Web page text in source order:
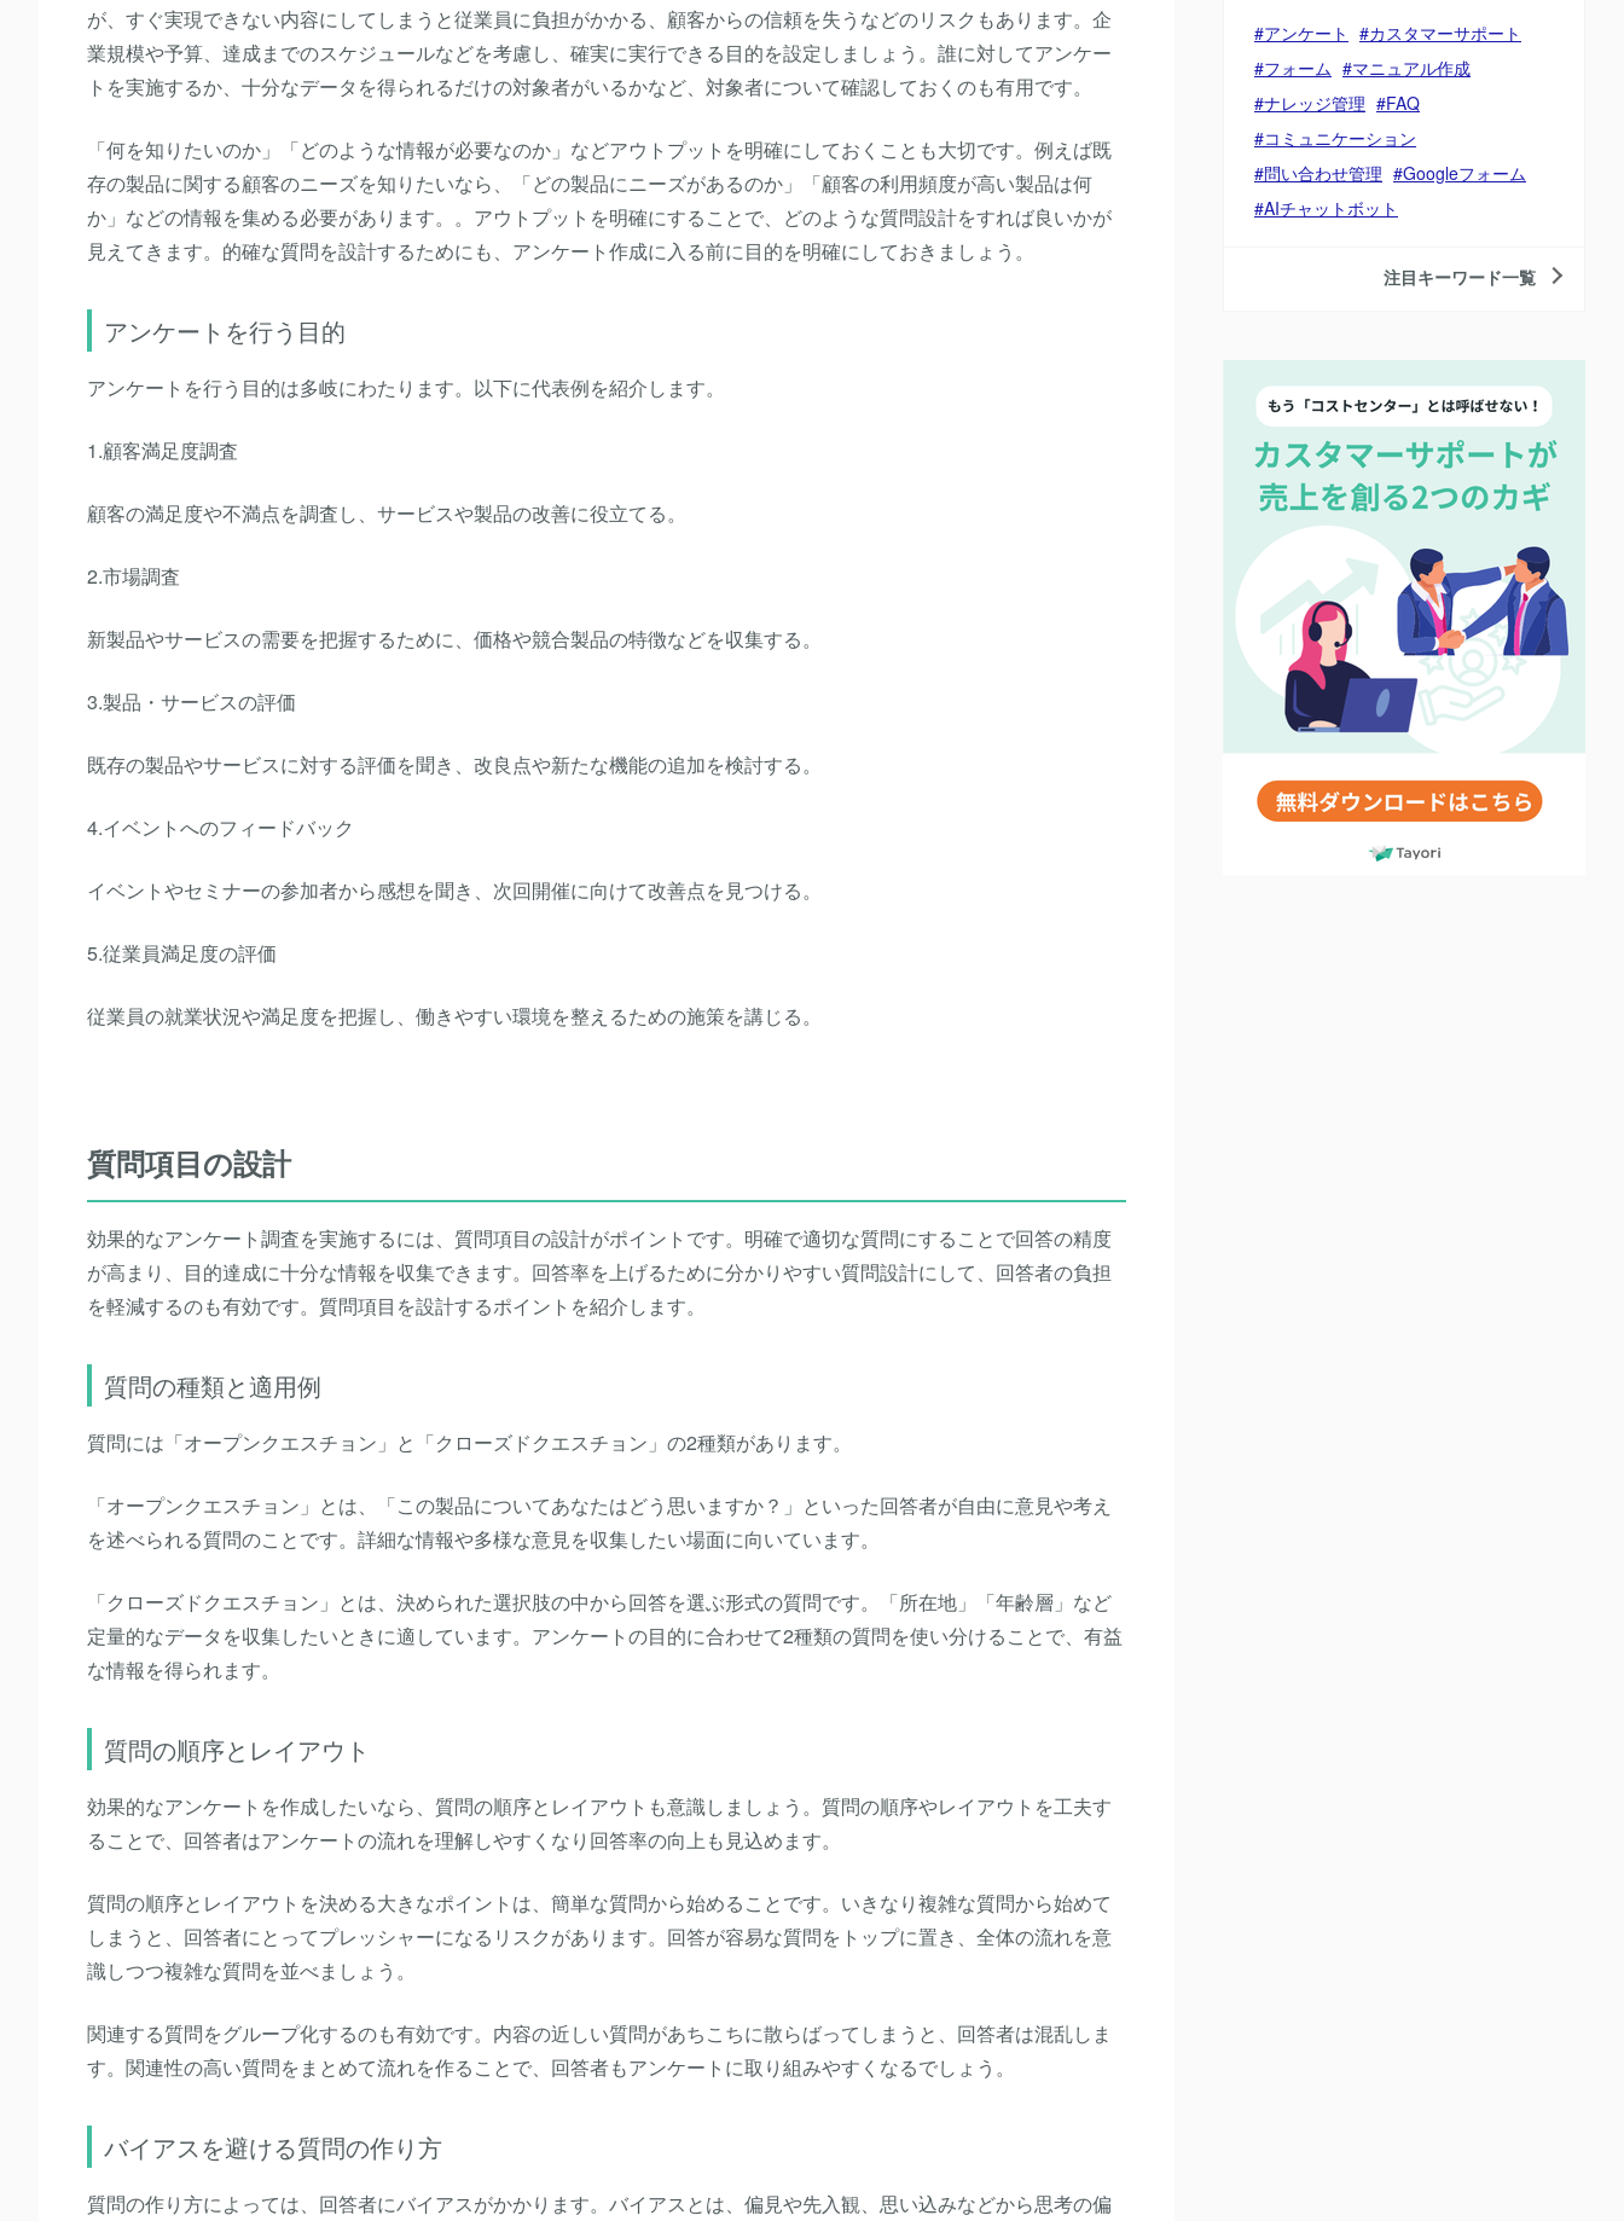
が、すぐ実現できない内容にしてしまうと従業員に負担がかかる、顧客からの信頼を失うなどのリスクもあります。企
業規模や予算、達成までのスケジュールなどを考慮し、確実に実行できる目的を設定しましょう。誰に対してアンケー
トを実施するか、十分なデータを得られるだけの対象者がいるかなど、対象者について確認しておくのも有用です。
「何を知りたいのか」「どのような情報が必要なのか」などアウトプットを明確にしておくことも大切です。例えば既
存の製品に関する顧客のニーズを知りたいなら、「どの製品にニーズがあるのか」「顧客の利用頻度が高い製品は何
か」などの情報を集める必要があります。。アウトプットを明確にすることで、どのような質問設計をすれば良いかが
見えてきます。的確な質問を設計するためにも、アンケート作成に入る前に目的を明確にしておきましょう。
アンケートを行う目的
アンケートを行う目的は多岐にわたります。以下に代表例を紹介します。
1.顧客満足度調査
顧客の満足度や不満点を調査し、サービスや製品の改善に役立てる。
2.市場調査
新製品やサービスの需要を把握するために、価格や競合製品の特徴などを収集する。
3.製品・サービスの評価
既存の製品やサービスに対する評価を聞き、改良点や新たな機能の追加を検討する。
4.イベントへのフィードバック
イベントやセミナーの参加者から感想を聞き、次回開催に向けて改善点を見つける。
5.従業員満足度の評価
従業員の就業状況や満足度を把握し、働きやすい環境を整えるための施策を講じる。
質問項目の設計
効果的なアンケート調査を実施するには、質問項目の設計がポイントです。明確で適切な質問にすることで回答の精度
が高まり、目的達成に十分な情報を収集できます。回答率を上げるために分かりやすい質問設計にして、回答者の負担
を軽減するのも有効です。質問項目を設計するポイントを紹介します。
質問の種類と適用例
質問には「オープンクエスチョン」と「クローズドクエスチョン」の2種類があります。
「オープンクエスチョン」とは、「この製品についてあなたはどう思いますか？」といった回答者が自由に意見や考え
を述べられる質問のことです。詳細な情報や多様な意見を収集したい場面に向いています。
「クローズドクエスチョン」とは、決められた選択肢の中から回答を選ぶ形式の質問です。「所在地」「年齢層」など
定量的なデータを収集したいときに適しています。アンケートの目的に合わせて2種類の質問を使い分けることで、有益
な情報を得られます。
質問の順序とレイアウト
効果的なアンケートを作成したいなら、質問の順序とレイアウトも意識しましょう。質問の順序やレイアウトを工夫す
ることで、回答者はアンケートの流れを理解しやすくなり回答率の向上も見込めます。
質問の順序とレイアウトを決める大きなポイントは、簡単な質問から始めることです。いきなり複雑な質問から始めて
しまうと、回答者にとってプレッシャーになるリスクがあります。回答が容易な質問をトップに置き、全体の流れを意
識しつつ複雑な質問を並べましょう。
関連する質問をグループ化するのも有効です。内容の近しい質問があちこちに散らばってしまうと、回答者は混乱しま
す。関連性の高い質問をまとめて流れを作ることで、回答者もアンケートに取り組みやすくなるでしょう。
バイアスを避ける質問の作り方
質問の作り方によっては、回答者にバイアスがかかります。バイアスとは、偏見や先入観、思い込みなどから思考の偏
アンケート
カスタマーサポート
フォーム
マニュアル作成
ナレッジ管理
FAQ
コミュニケーション
問い合わせ管理
Googleフォーム
AIチャットボット
注目キーワード一覧